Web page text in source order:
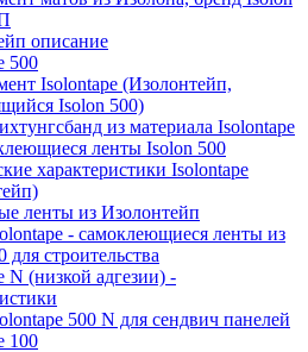
описание
500
Isolontape (Изолонтейп,
Isolon 500)
из материала Isolontape
ленты Isolon 500
характеристики Isolontape
ленты из Изолонтейп
- самоклеющиеся ленты из
для строительства
N (низкой адгезии) -
500 N для сендвич панелей
100